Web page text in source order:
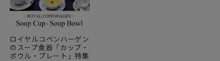
ロイヤルコペンハーゲン
のスープ食器「カップ・
ボウル・プレート」特集